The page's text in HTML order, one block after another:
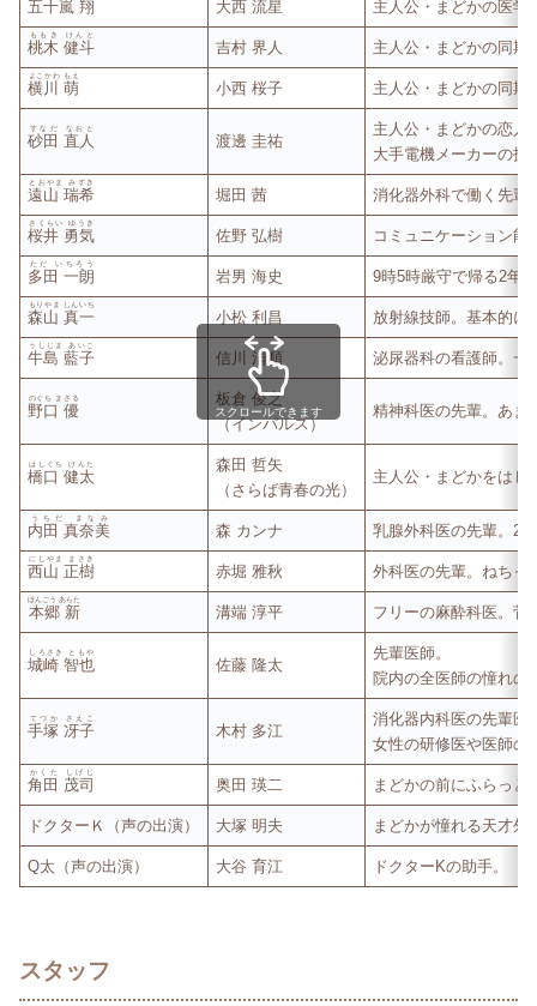
五十嵐 翔 大西 流星 主人公・まどかの医学
桃木 健斗
ももき けんと
吉村 界人 主人公・まどかの同期
横川 萌
よこかわ もえ
小西 桜子 主人公・まどかの同期
砂田 直人
すなだ なおと
渡邊 圭祐
主人公・まどかの恋人
大手電機メーカーの技
遠山 瑞希
とおやま みずき
堀田 茜 消化器外科で働く先輩
桜井 勇気
さくらい ゆうき
佐野 弘樹 コミュニケーション能
多田 一朗
ただ いちろう
岩男 海史 9時5時厳守で帰る2年
森山 真一
もりやま しんいち
小松 利昌 放射線技師。基本的に
牛島 藍子
うしじま あいこ
信川 清順 泌尿器科の看護師。一
野口 優
のぐち まさる
板倉 俊之
（インパルス）
精神科医の先輩。あま
橋口 健太
はしぐち けんた
森田 哲矢
（さらば青春の光）
主人公・まどかをはじ
内田 真奈美
うちだ まなみ
森 カンナ 乳腺外科医の先輩。2
西山 正樹
にしやま まさき
赤堀 雅秋 外科医の先輩。ねちっ
本郷 新
ほんごう あらた
溝端 淳平 フリーの麻酔科医。菅
城崎 智也
しろさき ともや
佐藤 隆太
先輩医師。
院内の全医師の憧れの
手塚 冴子
てづか さえこ
木村 多江
消化器内科医の先輩医
女性の研修医や医師の
角田 茂司
かくた しげじ
奥田 瑛二 まどかの前にふらっと
ドクターＫ（声の出演） 大塚 明夫 まどかが憧れる天才外
Q太（声の出演） 大谷 育江 ドクターKの助手。
スクロールできます
スタッフ